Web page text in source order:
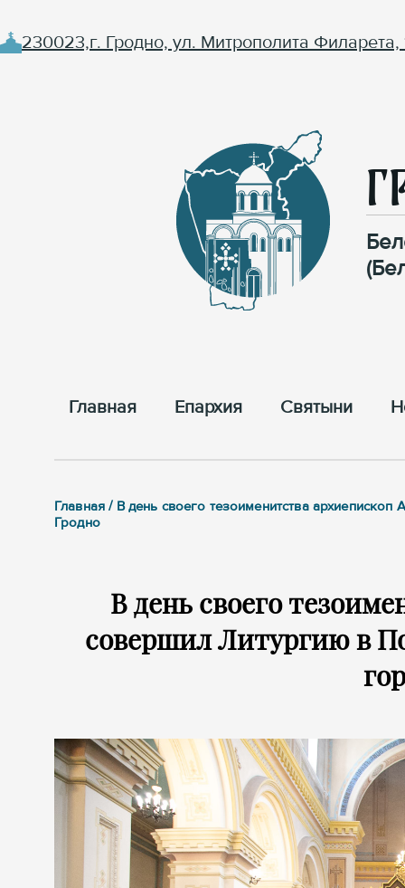
230023,г. Гродно, ул. Митрополита Филарета,
Главная Епархия Cвятыни
Главная / В день своего тезоименитства
Гродно
В день своего
совершил Литургию в